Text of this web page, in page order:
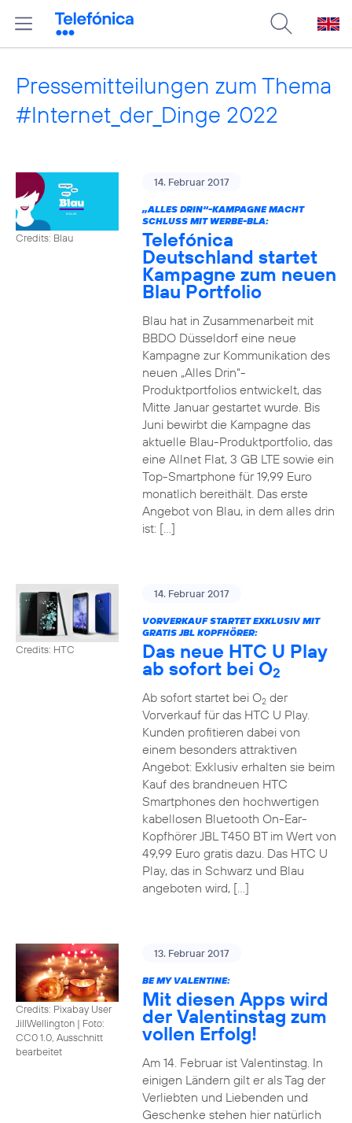
Pressemitteilungen zum Thema
#Internet_der_Dinge 2022
Credits: Blau
14. Februar 2017
„ALLES DRIN“-KAMPAGNE MACHT
SCHLUSS MIT WERBE-BLA:
Telefónica
Deutschland startet
Kampagne zum neuen
Blau Portfolio
Blau hat in Zusammenarbeit mit
BBDO Düsseldorf eine neue
Kampagne zur Kommunikation des
neuen „Alles Drin“-
Produktportfolios entwickelt, das
Mitte Januar gestartet wurde. Bis
Juni bewirbt die Kampagne das
aktuelle Blau-Produktportfolio, das
eine Allnet Flat, 3 GB LTE sowie ein
Top-Smartphone für 19,99 Euro
monatlich bereithält. Das erste
Angebot von Blau, in dem alles drin
ist: […]
Credits: HTC
14. Februar 2017
VORVERKAUF STARTET EXKLUSIV MIT
GRATIS JBL KOPFHÖRER:
Das neue HTC U Play
ab sofort bei O2
Ab sofort startet bei O2der
Vorverkauf für das HTC U Play.
Kunden profitieren dabei von
einem besonders attraktiven
Angebot: Exklusiv erhalten sie beim
Kauf des brandneuen HTC
Smartphones den hochwertigen
kabellosen Bluetooth On-Ear-
Kopfhörer JBL T450 BT im Wert von
49,99 Euro gratis dazu. Das HTC U
Play, das in Schwarz und Blau
angeboten wird, […]
Credits: Pixabay User
JillWellington | Foto:
CC0 1.0, Ausschnitt
bearbeitet
13. Februar 2017
BE MY VALENTINE:
Mit diesen Apps wird
der Valentinstag zum
vollen Erfolg!
Am 14. Februar ist Valentinstag. In
einigen Ländern gilt er als Tag der
Verliebten und Liebenden und
Geschenke stehen hier natürlich